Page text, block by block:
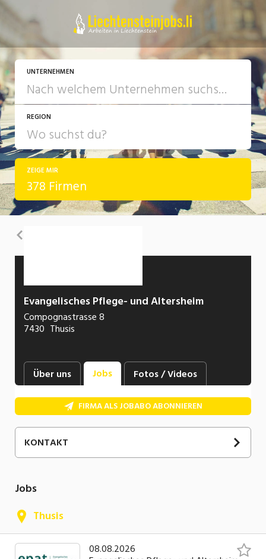
UNTERNEHMEN
REGION
ZEIGE MIR
378 Firmen
Evangelisches Pflege- und Altersheim
Compognastrasse 8
7430 Thusis
Über uns Jobs Fotos / Videos
FIRMA ALS JOBABO ABONNIEREN
KONTAKT
081 632 36 36
E-Mail
Jobs
Thusis
08.08.2026